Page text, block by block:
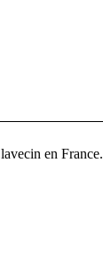
en France.